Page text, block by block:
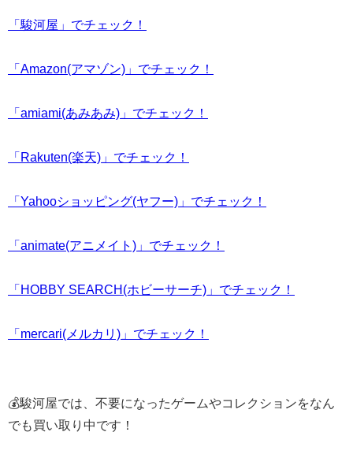
「駿河屋」でチェック！
「Amazon(アマゾン)」でチェック！
「amiami(あみあみ)」でチェック！
「Rakuten(楽天)」でチェック！
「Yahooショッピング(ヤフー)」でチェック！
「animate(アニメイト)」でチェック！
「HOBBY SEARCH(ホビーサーチ)」でチェック！
「mercari(メルカリ)」でチェック！
💰駿河屋では、不要になったゲームやコレクションをなん
でも買い取り中です！